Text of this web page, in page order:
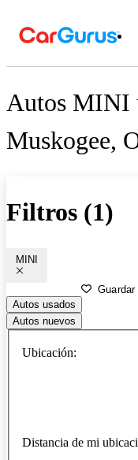
Autos MINI
Muskogee,
Filtros (1)
MINI
Autos usados
Autos nuevos
Ubicación:
Distancia de mi